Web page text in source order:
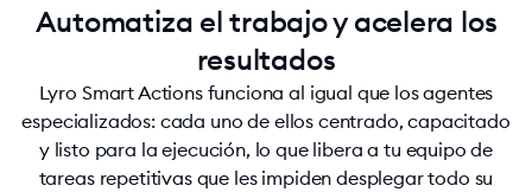
Automatiza el trabajo y acelera los
resultados
Lyro Smart Actions funciona al igual que los agentes
especializados: cada uno de ellos centrado, capacitado
y listo para la ejecución, lo que libera a tu equipo de
tareas repetitivas que les impiden desplegar todo su